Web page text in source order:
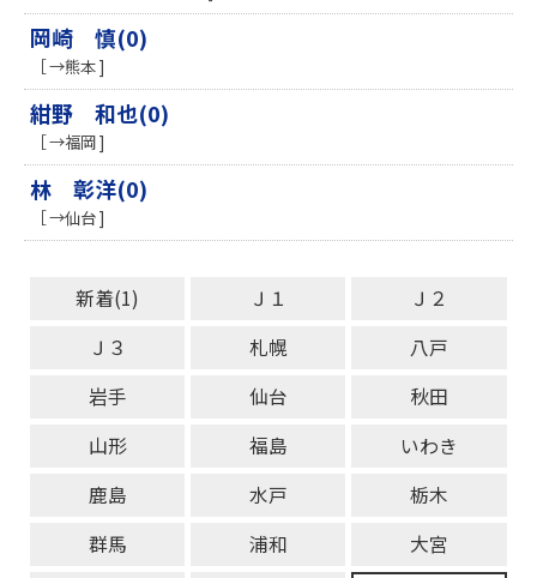
岡崎 慎(0)
［ →熊本 ]
紺野 和也(0)
［ →福岡 ]
林 彰洋(0)
［ →仙台 ]
新着(1) Ｊ１
Ｊ２
Ｊ３
札幌
八戸
岩手
仙台
秋田
山形
福島
いわき
鹿島
水戸
栃木
群馬
浦和
大宮